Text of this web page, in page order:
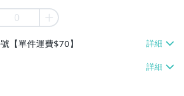
【單件運費$70】